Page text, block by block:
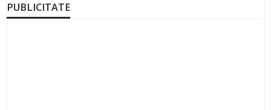
PUBLICITATE